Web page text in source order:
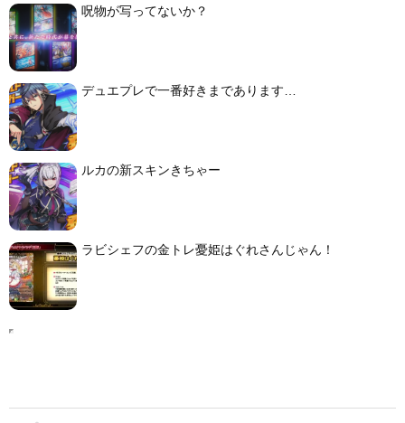
呪物が写ってないか？
デュエプレで一番好きまであります…
ルカの新スキンきちゃー
ラビシェフの金トレ憂姫はぐれさんじゃん！